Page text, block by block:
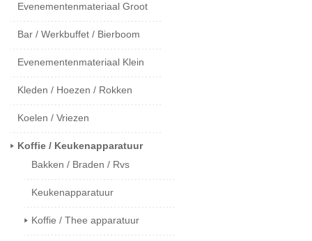
Evenementenmateriaal Groot
Bar / Werkbuffet / Bierboom
Evenementenmateriaal Klein
Kleden / Hoezen / Rokken
Koelen / Vriezen
Koffie / Keukenapparatuur
Bakken / Braden / Rvs
Keukenapparatuur
Koffie / Thee apparatuur